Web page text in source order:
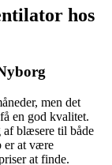
hos
men det
en god kvalitet.
blæsere til både
er at være
at finde.